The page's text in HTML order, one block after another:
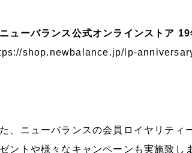
ニューバランス公式オンラインストア
shop.newbalance.jp/lp-
、ニューバランスの会員ロイヤリテ
ントや様々なキャンペーンも実施致